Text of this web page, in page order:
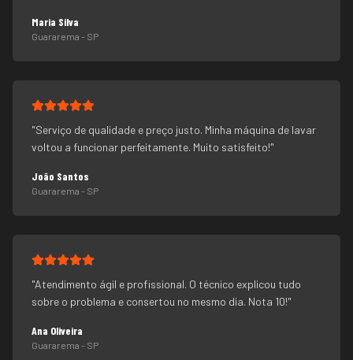
Maria Silva
Guararema - SP
"Serviço de qualidade e preço justo. Minha máquina de lavar
voltou a funcionar perfeitamente. Muito satisfeito!"
João Santos
Guararema - SP
"Atendimento ágil e profissional. O técnico explicou tudo
sobre o problema e consertou no mesmo dia. Nota 10!"
Ana Oliveira
Guararema - SP